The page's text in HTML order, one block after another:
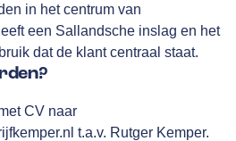
in het centrum van
een Sallandsche inslag en het
dat de klant centraal staat.
CV naar
t.a.v. Rutger Kemper.